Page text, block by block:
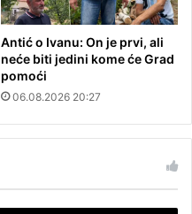
Antić o Ivanu: On je prvi, ali
neće biti jedini kome će Grad
pomoći
06.08.2026 20:27